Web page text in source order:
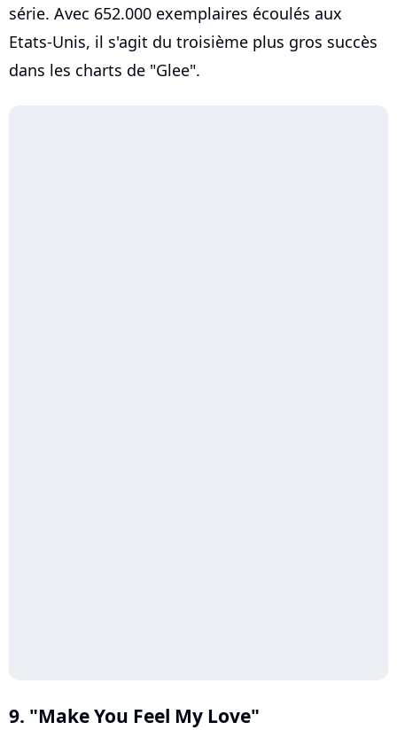
série. Avec 652.000 exemplaires écoulés aux
Etats-Unis, il s'agit du troisième plus gros succès
dans les charts de "Glee".
9. "Make You Feel My Love"